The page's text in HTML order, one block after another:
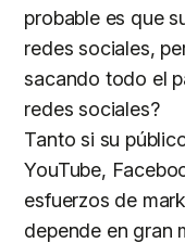
probable es que
redes sociales,
sacando todo el
redes sociales?
Tanto si su
YouTube,
esfuerzos de
depende en gran